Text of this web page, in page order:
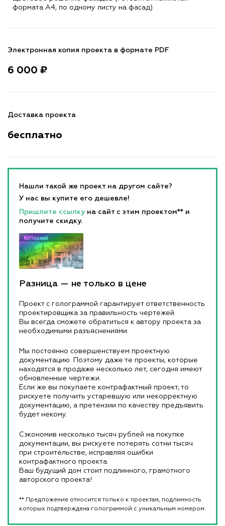
формата A4, по одному листу на фасад)
Электронная копия проекта в формате PDF
6 000 ₽
Доставка проекта
бесплатно
Нашли такой же проект на другом сайте?
У нас вы купите его дешевле!
Пришлите ссылку на сайт с этим проектом** и
получите скидку.
Разница — не только в цене
Проект с голограммой гарантирует ответственность
проектировщика за правильность чертежей.
Вы всегда сможете обратиться к автору проекта за
необходимыми разъяснениями.
Мы постоянно совершенствуем проектную
документацию. Поэтому даже те проекты, которые
находятся в продаже несколько лет, сегодня имеют
обновленные чертежи.
Если же вы покупаете контрафактный проект, то
рискуете получить устаревшую или некорректную
документацию, а претензии по качеству предъявить
будет некому.
Сэкономив несколько тысяч рублей на покупке
документации, вы рискуете потерять сотни тысяч
при строительстве, исправляя ошибки
контрафактного проекта.
Ваш будущий дом стоит подлинного, грамотного
авторского проекта!
** Предложение относится только к проектам, подлинность
которых подтверждена голограммой с уникальным номером.